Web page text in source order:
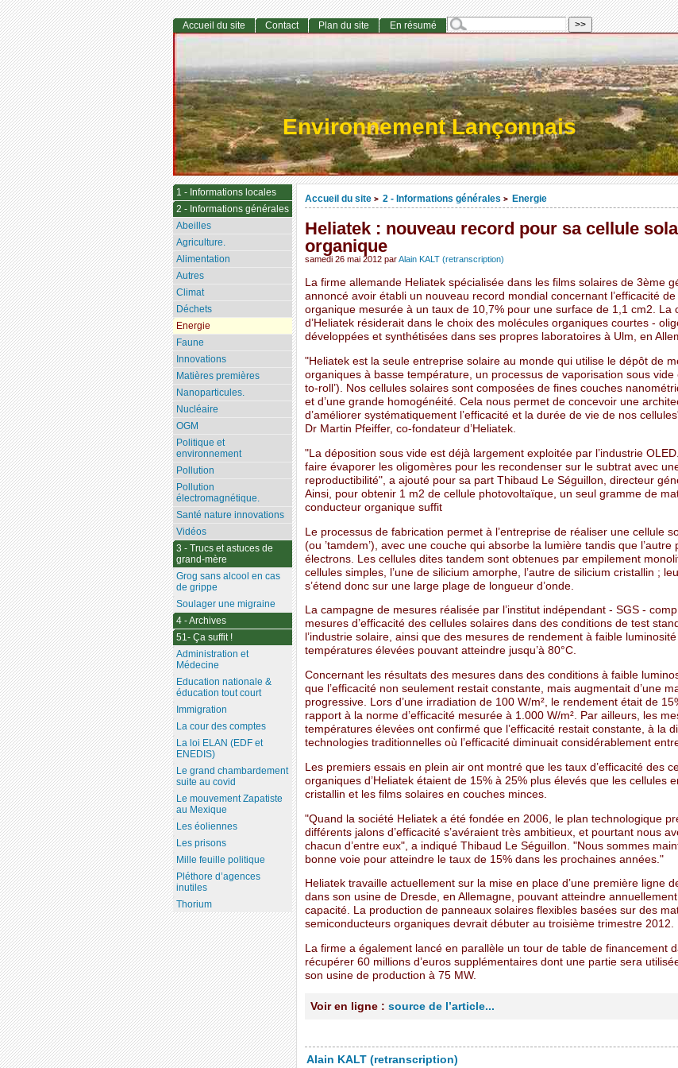
Environnement Lançonnais
Accueil du site > 2 - Informations générales > Energie
Heliatek : nouveau record pour sa cellule
organique
samedi 26 mai 2012 parAlain KALT (retranscription)
La firme allemande Heliatek spécialisée dans les films solaires de 3ème
annoncé avoir établi un nouveau record mondial concernant l’efficacité
organique mesurée à un taux de 10,7% pour une surface de 1,1 cm2. La
d’Heliatek résiderait dans le choix des molécules organiques courtes -
développées et synthétisées dans ses propres laboratoires à Ulm, en
"Heliatek est la seule entreprise solaire au monde qui utilise le dépôt de
organiques à basse température, un processus de vaporisation sous vide
to-roll’). Nos cellules solaires sont composées de fines couches
et d’une grande homogénéité. Cela nous permet de concevoir une
d’améliorer systématiquement l’efficacité et la durée de vie de nos
Dr Martin Pfeiffer, co-fondateur d’Heliatek.
"La déposition sous vide est déjà largement exploitée par l’industrie
faire évaporer les oligomères pour les recondenser sur le subtrat avec
reproductibilité", a ajouté pour sa part Thibaud Le Séguillon, directeur
Ainsi, pour obtenir 1 m2 de cellule photovoltaïque, un seul gramme de
conducteur organique suffit
Le processus de fabrication permet à l’entreprise de réaliser une cellule
(ou ’tamdem’), avec une couche qui absorbe la lumière tandis que l’autre
électrons. Les cellules dites tandem sont obtenues par empilement
cellules simples, l’une de silicium amorphe, l’autre de silicium cristallin ;
s’étend donc sur une large plage de longueur d’onde.
La campagne de mesures réalisée par l’institut indépendant - SGS -
mesures d’efficacité des cellules solaires dans des conditions de test
l’industrie solaire, ainsi que des mesures de rendement à faible
températures élevées pouvant atteindre jusqu’à 80°C.
Concernant les résultats des mesures dans des conditions à faible
que l’efficacité non seulement restait constante, mais augmentait d’une
progressive. Lors d’une irradiation de 100 W/m², le rendement était de
rapport à la norme d’efficacité mesurée à 1.000 W/m². Par ailleurs, les
températures élevées ont confirmé que l’efficacité restait constante, à la
technologies traditionnelles où l’efficacité diminuait considérablement
Les premiers essais en plein air ont montré que les taux d’efficacité des
organiques d’Heliatek étaient de 15% à 25% plus élevés que les cellules
cristallin et les films solaires en couches minces.
"Quand la société Heliatek a été fondée en 2006, le plan technologique
différents jalons d’efficacité s’avéraient très ambitieux, et pourtant nous
chacun d’entre eux", a indiqué Thibaud Le Séguillon. "Nous sommes
bonne voie pour atteindre le taux de 15% dans les prochaines années."
Heliatek travaille actuellement sur la mise en place d’une première ligne
dans son usine de Dresde, en Allemagne, pouvant atteindre
capacité. La production de panneaux solaires flexibles basées sur des
semiconducteurs organiques devrait débuter au troisième trimestre 2012.
La firme a également lancé en parallèle un tour de table de financement
récupérer 60 millions d’euros supplémentaires dont une partie sera
son usine de production à 75 MW.
Voir en ligne : source de l’article...
Alain KALT (retranscription)
Accueil du site Contact Plan du site En résumé
1 - Informations locales
2 - Informations générales
Abeilles
Agriculture.
Alimentation
Autres
Climat
Déchets
Energie
Faune
Innovations
Matières premières
Nanoparticules.
Nucléaire
OGM
Politique et
environnement
Pollution
Pollution
électromagnétique.
Santé nature innovations
Vidéos
3 - Trucs et astuces de
grand-mère
Grog sans alcool en cas
de grippe
Soulager une migraine
4 - Archives
51- Ça suffit !
Administration et
Médecine
Education nationale &
éducation tout court
Immigration
La cour des comptes
La loi ELAN (EDF et
ENEDIS)
Le grand chambardement
suite au covid
Le mouvement Zapatiste
au Mexique
Les éoliennes
Les prisons
Mille feuille politique
Pléthore d’agences
inutiles
Thorium